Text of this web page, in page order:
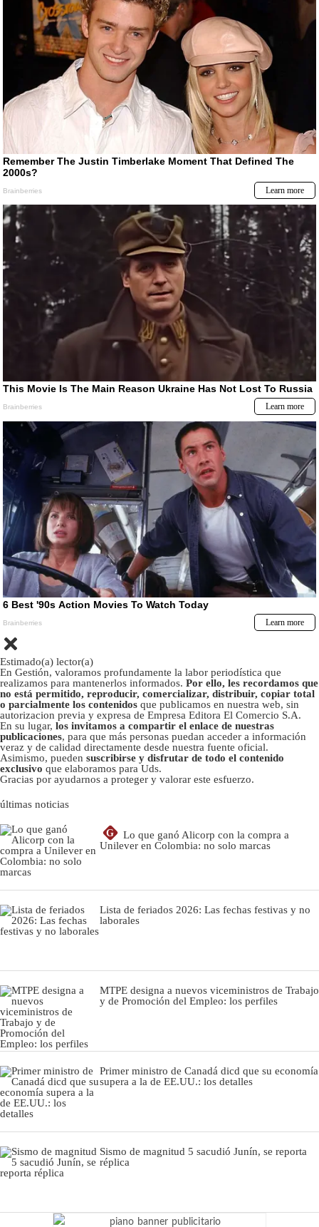
Estimado(a) lector(a)
En Gestión, valoramos profundamente la labor periodística que
realizamos para mantenerlos informados. Por ello, les recordamos que
no está permitido, reproducir, comercializar, distribuir, copiar total
o parcialmente los contenidos que publicamos en nuestra web, sin
autorizacion previa y expresa de Empresa Editora El Comercio S.A.
En su lugar, los invitamos a compartir el enlace de nuestras
publicaciones, para que más personas puedan acceder a información
veraz y de calidad directamente desde nuestra fuente oficial.
Asimismo, pueden suscribirse y disfrutar de todo el contenido
exclusivo que elaboramos para Uds.
Gracias por ayudarnos a proteger y valorar este esfuerzo.
últimas noticias
G
Lo que ganó Alicorp con la compra a
Unilever en Colombia: no solo marcas
Lista de feriados 2026: Las fechas festivas y no
laborales
MTPE designa a nuevos viceministros de Trabajo
y de Promoción del Empleo: los perfiles
Primer ministro de Canadá dicd que su economía
supera a la de EE.UU.: los detalles
Sismo de magnitud 5 sacudió Junín, se reporta
réplica